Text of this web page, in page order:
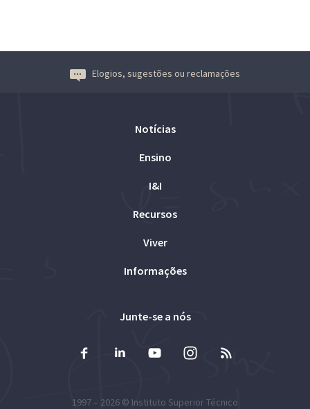
Elogios, sugestões ou reclamações
Notícias
Ensino
I&I
Recursos
Viver
Informações
Junte-se a nós
1997 – 2026 © Instituto Superior Técnico